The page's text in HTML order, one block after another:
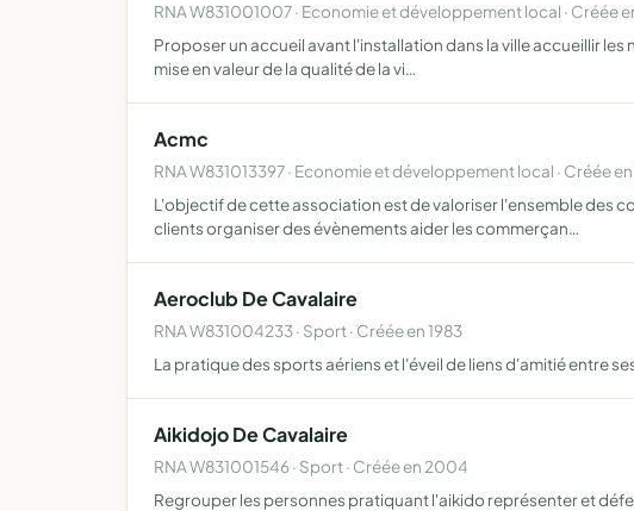
RNA W831001007 · Economie et développement local · Créée
Proposer un accueil avant l'installation dans la ville accueillir
mise en valeur de la qualité de la vi…
Acmc
RNA W831013397 · Economie et développement local · Créée
L'objectif de cette association est de valoriser l'ensemble des
clients organiser des évènements aider les commerçan…
Aeroclub De Cavalaire
RNA W831004233 · Sport · Créée en 1983
La pratique des sports aériens et l'éveil de liens d'amitié entre
Aikidojo De Cavalaire
RNA W831001546 · Sport · Créée en 2004
Regrouper les personnes pratiquant l'aikido représenter et